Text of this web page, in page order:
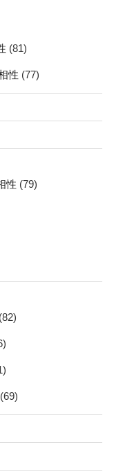
(81)
性 (77)
性 (79)
(82)
(69)